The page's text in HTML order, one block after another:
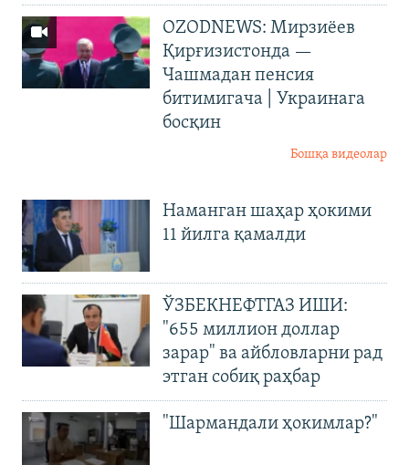
OZODNEWS: Мирзиёев
Қирғизистонда —
Чашмадан пенсия
битимигача | Украинага
босқин
Бошқа видеолар
Наманган шаҳар ҳокими
11 йилга қамалди
ЎЗБЕКНЕФТГАЗ ИШИ:
"655 миллион доллар
зарар" ва айбловларни рад
этган собиқ раҳбар
"Шармандали ҳокимлар?"